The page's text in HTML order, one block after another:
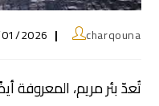
charqouna
2026
تُعدّ بئر مريم، المعروفة